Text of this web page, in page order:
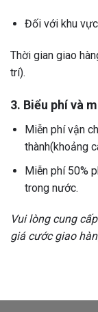
Đối với khu
Thời gian giao
trí).
3. Biểu phí và
Miễn phí vận
thành(khoảng
Miễn phí 50%
trong nước.
Vui lòng cung
giá cước giao